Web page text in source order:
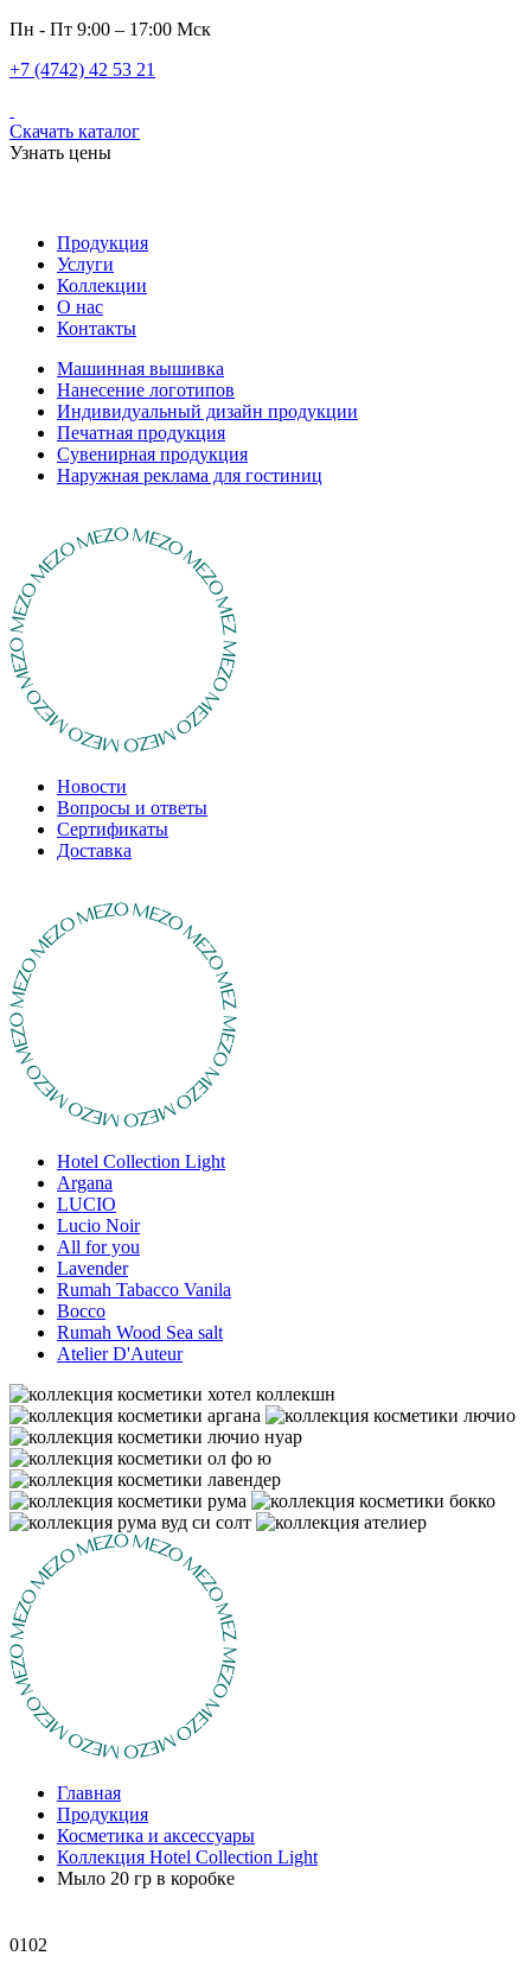
Пн - Пт 9:00 – 17:00 Мск
+7 (4742) 42 53 21
Скачать каталог
Узнать цены
Продукция
Услуги
Коллекции
О нас
Контакты
Машинная вышивка
Нанесение логотипов
Индивидуальный дизайн продукции
Печатная продукция
Сувенирная продукция
Наружная реклама для гостиниц
Новости
Вопросы и ответы
Сертификаты
Доставка
Hotel Collection Light
Argana
LUCIO
Lucio Noir
All for you
Lavender
Rumah Tabacco Vanila
Bocco
Rumah Wood Sea salt
Atelier D'Auteur
Главная
Продукция
Косметика и аксессуары
Коллекция Hotel Collection Light
Мыло 20 гр в коробке
0102